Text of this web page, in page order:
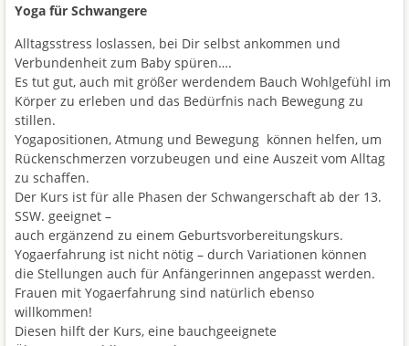
Yoga für Schwangere
Alltagsstress loslassen, bei Dir selbst ankommen und
Verbundenheit zum Baby spüren….
Es tut gut, auch mit größer werdendem Bauch Wohlgefühl im
Körper zu erleben und das Bedürfnis nach Bewegung zu
stillen.
Yogapositionen, Atmung und Bewegung können helfen, um
Rückenschmerzen vorzubeugen und eine Auszeit vom Alltag
zu schaffen.
Der Kurs ist für alle Phasen der Schwangerschaft ab der 13.
SSW. geeignet –
auch ergänzend zu einem Geburtsvorbereitungskurs.
Yogaerfahrung ist nicht nötig – durch Variationen können
die Stellungen auch für Anfängerinnen angepasst werden.
Frauen mit Yogaerfahrung sind natürlich ebenso
willkommen!
Diesen hilft der Kurs, eine bauchgeeignete